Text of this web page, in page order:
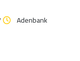
Adenbank